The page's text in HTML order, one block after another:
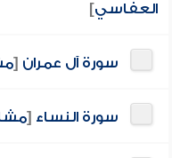
العفاسي]
سورة آل عمران [
سورة النساء [